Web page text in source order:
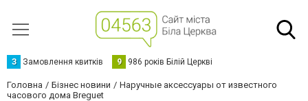
З Замовлення квитків 9 986 років Білій Церкві
Головна Бізнес новини
Наручные аксессуары от известного
часового дома Breguet